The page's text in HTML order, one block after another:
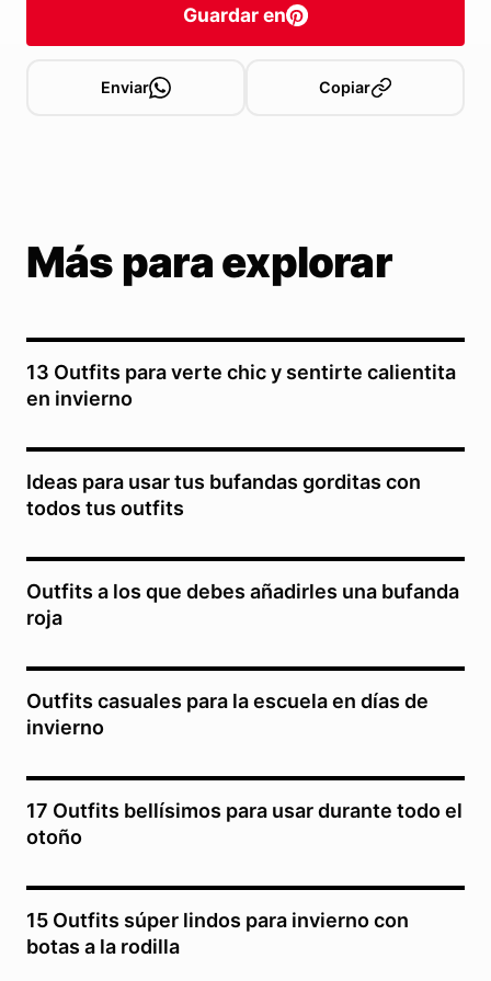
Guardar en
Enviar Copiar
Más para explorar
13 Outfits para verte chic y sentirte calientita
en invierno
Ideas para usar tus bufandas gorditas con
todos tus outfits
Outfits a los que debes añadirles una bufanda
roja
Outfits casuales para la escuela en días de
invierno
17 Outfits bellísimos para usar durante todo el
otoño
15 Outfits súper lindos para invierno con
botas a la rodilla